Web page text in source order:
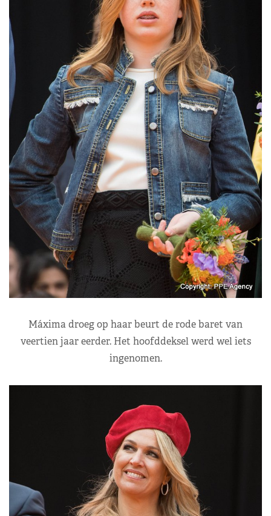
Máxima droeg op haar beurt de rode baret van
veertien jaar eerder. Het hoofddeksel werd wel iets
ingenomen.